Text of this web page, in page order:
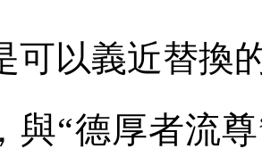
可以義近替換
與“德厚者流